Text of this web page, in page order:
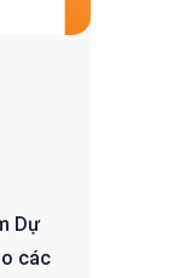
Dự
các